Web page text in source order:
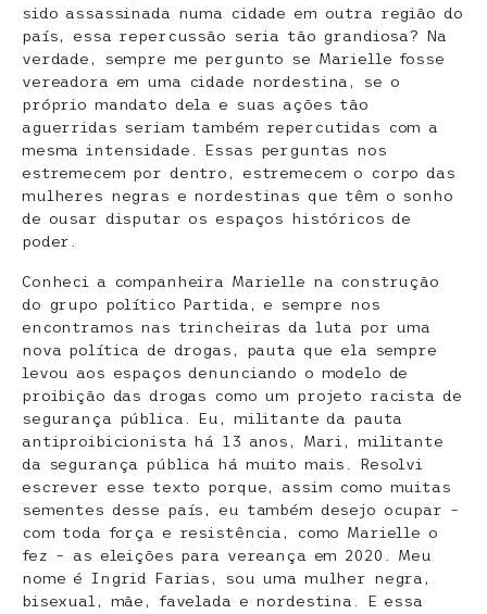
sido assassinada numa cidade em outra região do
país, essa repercussão seria tão grandiosa? Na
verdade, sempre me pergunto se Marielle fosse
vereadora em uma cidade nordestina, se o
próprio mandato dela e suas ações tão
aguerridas seriam também repercutidas com a
mesma intensidade. Essas perguntas nos
estremecem por dentro, estremecem o corpo das
mulheres negras e nordestinas que têm o sonho
de ousar disputar os espaços históricos de
poder.
Conheci a companheira Marielle na construção
do grupo político Partida, e sempre nos
encontramos nas trincheiras da luta por uma
nova política de drogas, pauta que ela sempre
levou aos espaços denunciando o modelo de
proibição das drogas como um projeto racista de
segurança pública. Eu, militante da pauta
antiproibicionista há 13 anos, Mari, militante
da segurança pública há muito mais. Resolvi
escrever esse texto porque, assim como muitas
sementes desse país, eu também desejo ocupar –
com toda força e resistência, como Marielle o
fez – as eleições para vereança em 2020. Meu
nome é Ingrid Farias, sou uma mulher negra,
bisexual, mãe, favelada e nordestina. E essa